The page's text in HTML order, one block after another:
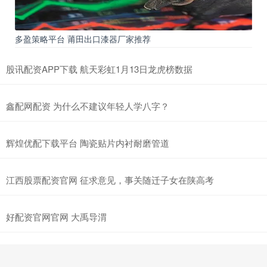
多盈策略平台 莆田出口漆器厂家推荐
股讯配资APP下载 航天彩虹1月13日龙虎榜数据
鑫配网配资 为什么不建议年轻人学八字？
辉煌优配下载平台 陶瓷贴片内衬耐磨管道
江西股票配资官网 征求意见，事关随迁子女在陕高考
好配资官网官网 大禹导渭